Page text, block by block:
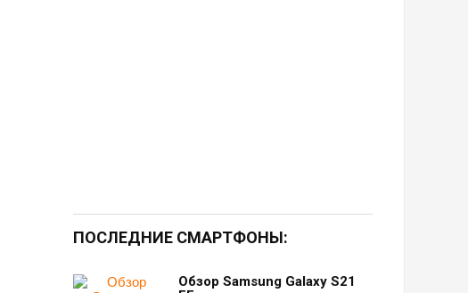
ПОСЛЕДНИЕ СМАРТФОНЫ:
Обзор Samsung Galaxy S21